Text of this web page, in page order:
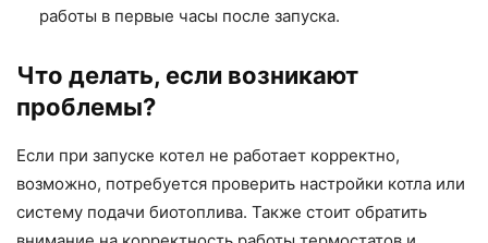
работы в первые часы после запуска.
Что делать, если возникают
проблемы?
Если при запуске котел не работает корректно,
возможно, потребуется проверить настройки котла или
систему подачи биотоплива. Также стоит обратить